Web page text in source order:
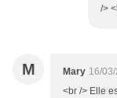
/>
M Mary 16/
<br /> Elle